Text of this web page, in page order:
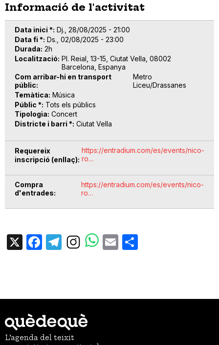
Informació de l'activitat
Data inici * Dj., 28/08/2025 - 21:00
Data fi * Ds., 02/08/2025 - 23:00
Durada 2h
Localització Pl. Reial, 13-15, Ciutat Vella, 08002
Barcelona, Espanya
Com arribar-hi en transport
públic
Metro
Liceu/Drassanes
Temàtica Música
Públic * Tots els públics
Tipologia Concert
Districte i barri * Ciutat Vella
Requereix
inscripció (enllaç)
https://entradium.com/es/events/nico-
ro…
Compra
d'entrades
https://entradium.com/es/events/nico-
ro…
X Facebook
TelegramEmail
L’agenda del teixit